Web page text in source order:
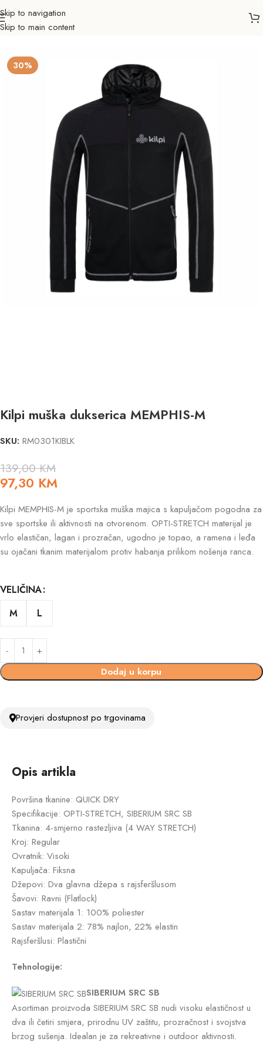
Skip to navigation
Skip to main content
Početna Outdoor
30%
Kilpi muška dukserica MEMPHIS-M
SKU: RM0301KIBLK
139,00KM
97,30 KM
Kilpi MEMPHIS-M je sportska muška majica s kapuljačom pogodna za
sve sportske ili aktivnosti na otvorenom. OPTI-STRETCH materijal je
vrlo elastičan, lagan i prozračan, ugodno je topao, a ramena i leđa
su ojačani tkanim materijalom protiv habanja prilikom nošenja ranca.
VELIČINA
M
L
Dodaj u korpu
Provjeri dostupnost po trgovinama
Opis artikla
Površina tkanine: QUICK DRY
Specifikacije: OPTI-STRETCH, SIBERIUM SRC SB
Tkanina: 4-smjerno rastezljiva (4 WAY STRETCH)
Kroj: Regular
Ovratnik: Visoki
Kapuljača: Fiksna
Džepovi: Dva glavna džepa s rajsferšlusom
Šavovi: Ravni (Flatlock)
Sastav materijala 1: 100% poliester
Sastav materijala 2: 78% najlon, 22% elastin
Rajsferšlusi: Plastični
Tehnologije:
SIBERIUM SRC SB
Asortiman proizvoda SIBERIUM SRC SB nudi visoku elastičnost u
dva ili četiri smjera, prirodnu UV zaštitu, prozračnost i svojstva
brzog sušenja. Idealan je za rekreativne i outdoor aktivnosti.